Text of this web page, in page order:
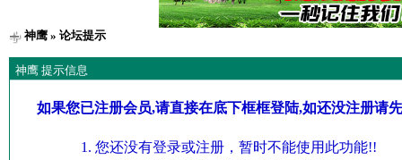
神鹰» 论坛提示
神鹰 提示信息
如果您已注册会员,请直接在底下框框登陆,如还没注册请
您还没有登录或注册，暂时不能使用此功能!!